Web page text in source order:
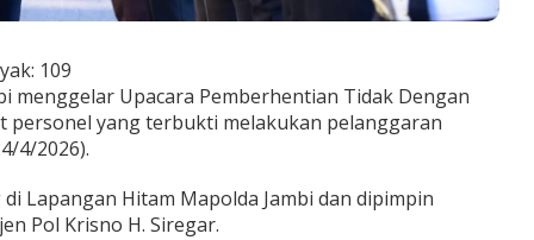
109
menggelar Upacara Pemberhentian Tidak Dengan
personel yang terbukti melakukan pelanggaran
4/2026).
Lapangan Hitam Mapolda Jambi dan dipimpin
Pol Krisno H. Siregar.